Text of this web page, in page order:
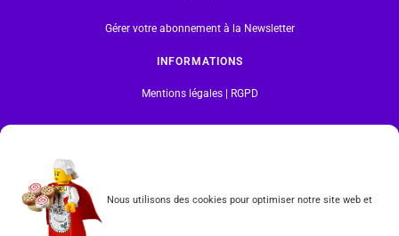
Nous utilisons des cookies pour optimiser notre site web et
Gérer votre abonnement à la Newsletter
INFORMATIONS
Mentions légales | RGPD
Tous les produits vendus sur ce site sont fabriqués par LEGO exclusivement. LEGO® est une
marque déposée par The LEGO Group. Les propriétaires des marques respectives citées sur le site